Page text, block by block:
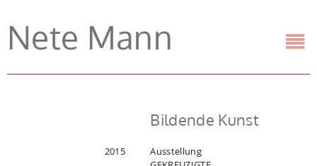
Nete Mann
Bildende Kunst
2015
Ausstellung